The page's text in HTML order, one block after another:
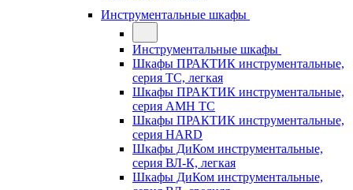
Инструментальные шкафы
Инструментальные шкафы
Шкафы ПРАКТИК инструментальные,
серия ТC, легкая
Шкафы ПРАКТИК инструментальные,
серия AMH TC
Шкафы ПРАКТИК инструментальные,
серия HARD
Шкафы ДиКом инструментальные,
cерия ВЛ-К, легкая
Шкафы ДиКом инструментальные,